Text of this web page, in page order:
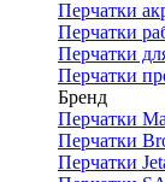
Перчатки
Перчатки
Перчатки
Перчатки
Бренд
Перчатки
Перчатки
Перчатки